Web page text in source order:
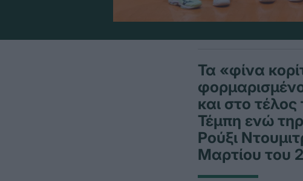
Τα «φίνα
και στο
Τέμπη ενώ
Ρούξι
Μαρτίου του